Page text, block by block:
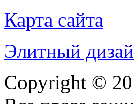
Карта сайта
Элитный
Copyright ©